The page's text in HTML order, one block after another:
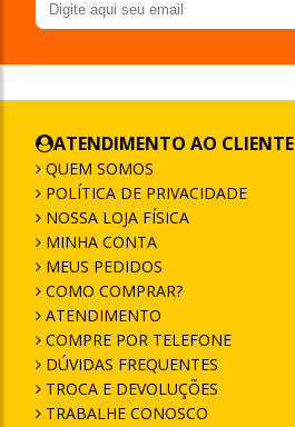
ATENDIMENTO AO CLIENTE
QUEM SOMOS
POLÍTICA DE PRIVACIDADE
NOSSA LOJA FÍSICA
MINHA CONTA
MEUS PEDIDOS
COMO COMPRAR?
ATENDIMENTO
COMPRE POR TELEFONE
DÚVIDAS FREQUENTES
TROCA E DEVOLUÇÕES
TRABALHE CONOSCO